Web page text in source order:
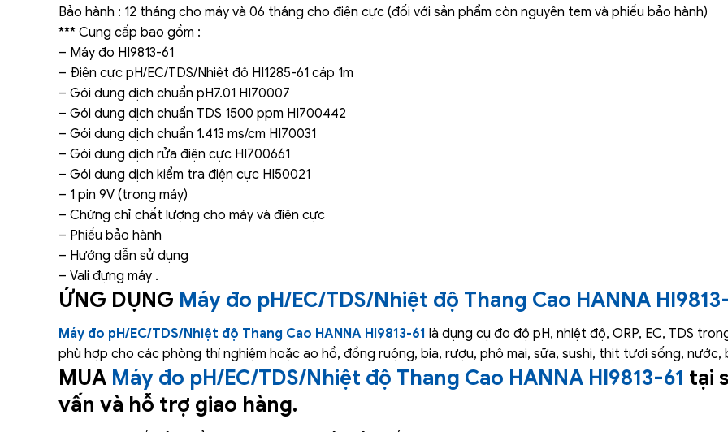
Bảo hành : 12 tháng cho máy và 06 tháng cho điện cực (đối với sản phẩm còn nguyên tem và phiếu bảo hành)
*** Cung cấp bao gồm :
– Máy đo HI9813-61
– Điện cực pH/EC/TDS/Nhiệt độ HI1285-61 cáp 1m
– Gói dung dịch chuẩn pH7.01 HI70007
– Gói dung dịch chuẩn TDS 1500 ppm HI700442
– Gói dung dịch chuẩn 1.413 ms/cm HI70031
– Gói dung dịch rửa điện cực HI700661
– Gói dung dịch kiểm tra điện cực HI50021
– 1 pin 9V (trong máy)
– Chứng chỉ chất lượng cho máy và điện cực
– Phiếu bảo hành
– Hướng dẫn sử dụng
– Vali đựng máy .
ỨNG DỤNG Máy đo pH/EC/TDS/Nhiệt độ Thang Cao HANNA
Máy đo pH/EC/TDS/Nhiệt độ Thang Cao HANNA HI9813-61 là dụng cụ đo độ pH, nhiệt độ, ORP, EC, TDS
phù hợp cho các phòng thí nghiệm hoặc ao hồ, đồng ruộng, bia, rượu, phô mai, sữa, sushi, thịt tươi sống,
MUA Máy đo pH/EC/TDS/Nhiệt độ Thang Cao HANNA HI9813-61 tại
vấn và hỗ trợ giao hàng.